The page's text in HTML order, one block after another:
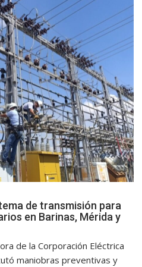
de transmisión para
en Barinas, Mérida y
de la Corporación Eléctrica
maniobras preventivas y